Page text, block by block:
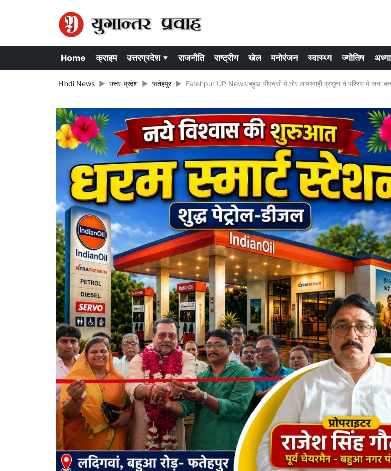
Home क्राइम उत्तरप्रदेश ▾ राजनीति राष्ट्रीय खेल मनोरंजन स्वास्थ्य ज्योतिष
Hindi News उत्तर-प्रदेश फतेहपुर Fatehpur UP News:बहुआ पीएचसी में घोर लापरवाही प्रसूता ने परिसर में जना